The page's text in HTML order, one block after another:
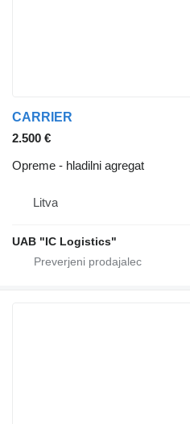
CARRIER
2.500 €
Opreme - hladilni agregat
Litva
UAB "IC Logistics"